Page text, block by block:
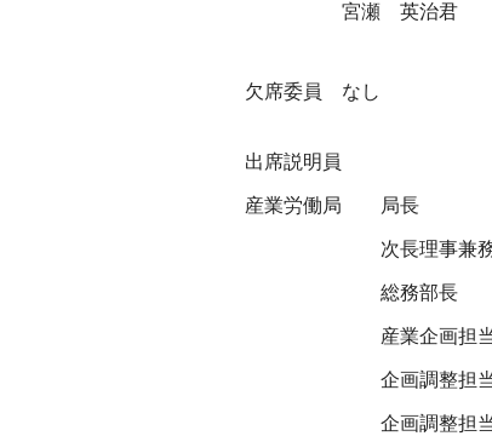
宮瀬 英治君
欠席委員 なし
出席説明員
産業労働局 局長
次長理事兼
総務部長
産業企画担
企画調整担
企画調整担